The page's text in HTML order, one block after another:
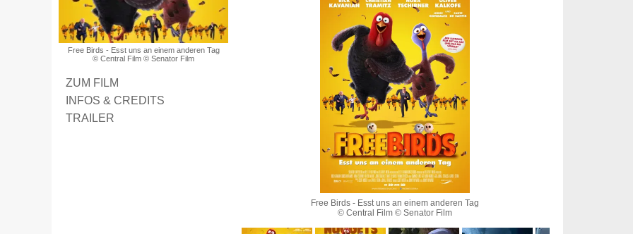
Free Birds - Esst uns an einem anderen Tag
© Central Film © Senator Film
ZUM FILM
INFOS & CREDITS
TRAILER
Free Birds - Esst uns an einem anderen Tag
© Central Film © Senator Film